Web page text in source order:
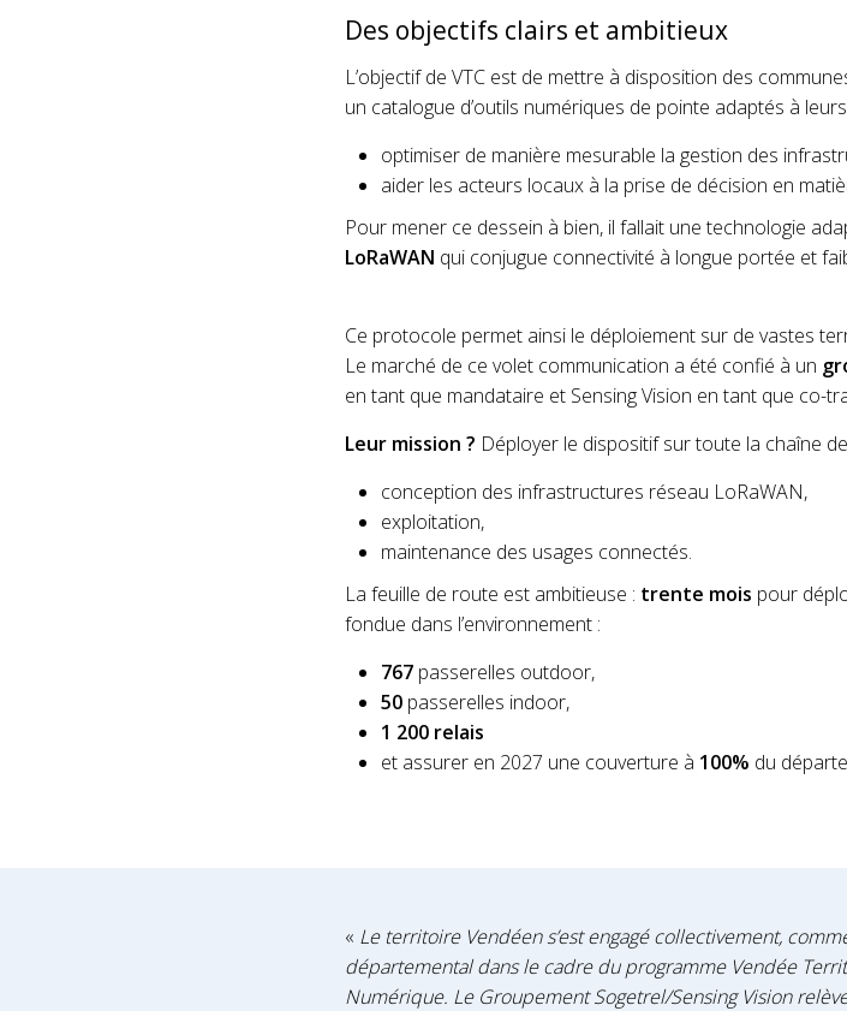
Des objectifs clairs et ambitieux
L’objectif de VTC est de mettre à disposition des
un catalogue d’outils numériques de pointe adaptés à
optimiser de manière mesurable la gestion des
aider les acteurs locaux à la prise de décision en
Pour mener ce dessein à bien, il fallait une technologie
LoRaWAN qui conjugue connectivité à longue portée et
Ce protocole permet ainsi le déploiement sur de vastes
Le marché de ce volet communication a été confié à un
en tant que mandataire et Sensing Vision en tant que co-
Leur mission ? Déployer le dispositif sur toute la chaîne
conception des infrastructures réseau LoRaWAN,
exploitation,
maintenance des usages connectés.
La feuille de route est ambitieuse : trente mois pour
fondue dans l’environnement :
767 passerelles outdoor,
50 passerelles indoor,
1 200 relais
et assurer en 2027 une couverture à 100% du
« Le territoire Vendéen s’est engagé collectivement,
départemental dans le cadre du programme Vendée
Numérique. Le Groupement Sogetrel/Sensing Vision